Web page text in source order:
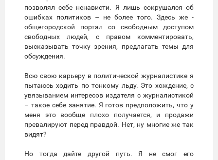
позволял себе ненависти. Я лишь сокрушался об
ошибках политиков – не более того. Здесь же -
общегородской портал со свободным доступом
свободных людей, с правом комментировать,
высказывать точку зрения, предлагать темы для
обсуждения.
Всю свою карьеру в политической журналистике я
пытаюсь ходить по тонкому льду. Это хождение, с
увязыванием интересов издателя с журналистикой
– такое себе занятие. Я готов предположить, что у
меня это вообще плохо получается, и продажи
превалируют перед правдой. Нет, ну многие же так
видят?
Но тогда дайте другой путь. Я не смог его